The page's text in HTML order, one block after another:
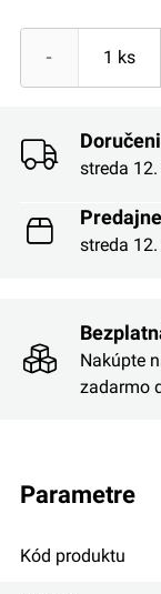
-
streda
streda
Nakúpte
zadarmo
parametre
Kód produktu